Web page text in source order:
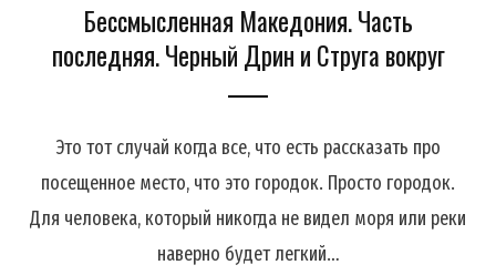
Бессмысленная Македония. Часть
последняя. Черный Дрин и Струга вокруг
Это тот случай когда все, что есть рассказать про
посещенное место, что это городок. Просто городок.
Для человека, который никогда не видел моря или реки
наверно будет легкий…